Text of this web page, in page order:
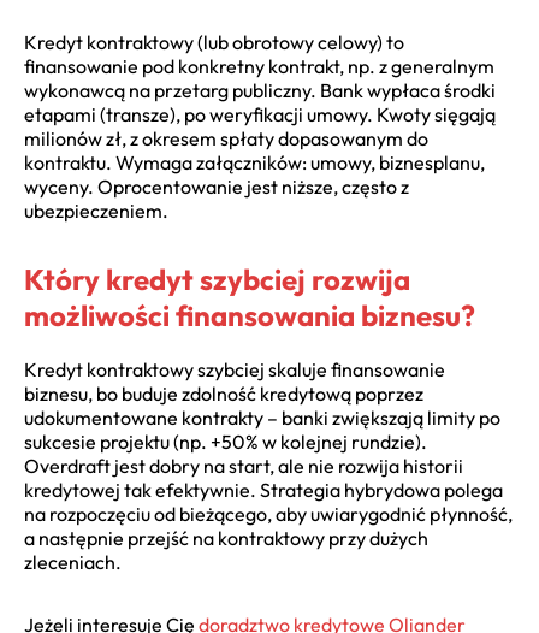
Kredyt kontraktowy (lub obrotowy celowy) to
finansowanie pod konkretny kontrakt, np. z generalnym
wykonawcą na przetarg publiczny. Bank wypłaca środki
etapami (transze), po weryfikacji umowy. Kwoty sięgają
milionów zł, z okresem spłaty dopasowanym do
kontraktu. Wymaga załączników: umowy, biznesplanu,
wyceny. Oprocentowanie jest niższe, często z
ubezpieczeniem.
Który kredyt szybciej rozwija
możliwości finansowania biznesu?
Kredyt kontraktowy szybciej skaluje finansowanie
biznesu, bo buduje zdolność kredytową poprzez
udokumentowane kontrakty – banki zwiększają limity po
sukcesie projektu (np. +50% w kolejnej rundzie).
Overdraft jest dobry na start, ale nie rozwija historii
kredytowej tak efektywnie. Strategia hybrydowa polega
na rozpoczęciu od bieżącego, aby uwiarygodnić płynność,
a następnie przejść na kontraktowy przy dużych
zleceniach.
Jeżeli interesuje Cię doradztwo kredytowe Oliander